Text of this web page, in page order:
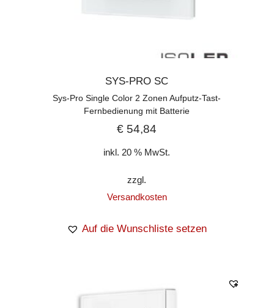
SYS-PRO SC
Sys-Pro Single Color 2 Zonen Aufputz-Tast-
Fernbedienung mit Batterie
€ 54,84
inkl. 20 % MwSt.
zzgl.
Versandkosten
Auf die Wunschliste setzen